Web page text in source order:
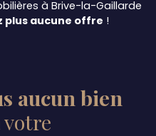
à Brive-la-Gaillarde
plus aucune offre !
aucun bien